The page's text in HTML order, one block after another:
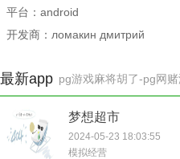
平台：android
开发商：ломакин дмитрий
pg游戏麻将胡了-pg网
最新app
梦想超市
2024-05-23 18:03:55
模拟经营